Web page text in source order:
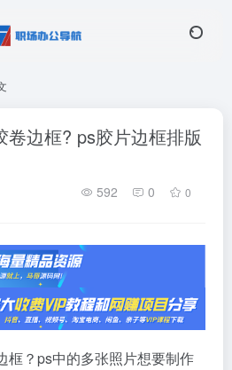
卷边框? ps胶片边框排版
592 0 0
框？ps中的多张照片想要制作